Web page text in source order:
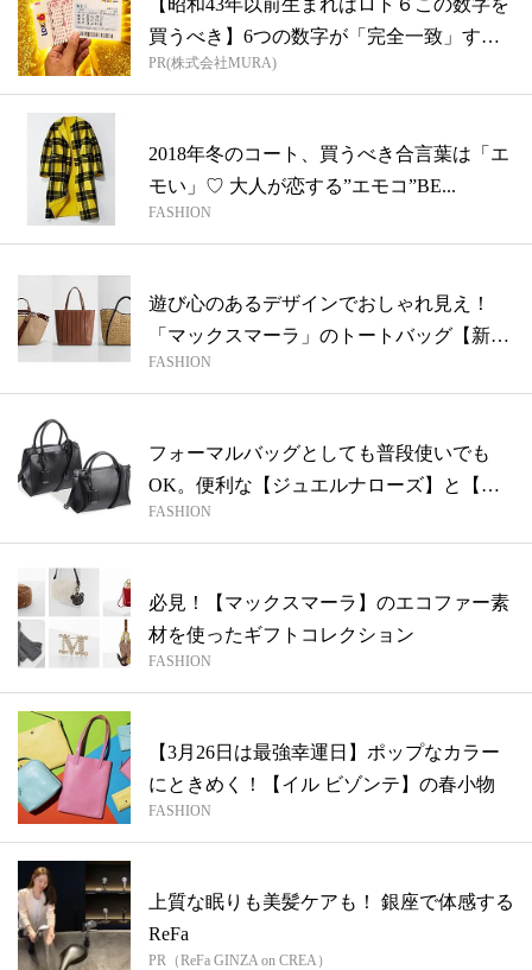
買うべき】6つの数字が「完全一致」する
方...
PR(株式会社MURA)
2018年冬のコート、買うべき合言葉は「エ
モい」♡ 大人が恋する”エモコ”BE...
FASHION
遊び心のあるデザインでおしゃれ見え！
「マックスマーラ」のトートバッグ【新年
度の...
FASHION
フォーマルバッグとしても普段使いでも
OK。便利な【ジュエルナローズ】と【カ
レット...
FASHION
必見！【マックスマーラ】のエコファー素
材を使ったギフトコレクション
FASHION
【3月26日は最強幸運日】ポップなカラー
にときめく！【イル ビゾンテ】の春小物
FASHION
上質な眠りも美髪ケアも！ 銀座で体感する
ReFa
PR（ReFa GINZA on CREA）